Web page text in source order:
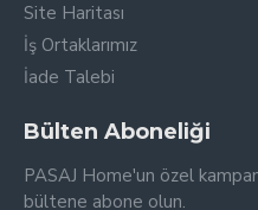
Site Haritası
İş Ortaklarımız
İade Talebi
Bülten Aboneliği
PASAJ Home'un özel
bültene abone olun.